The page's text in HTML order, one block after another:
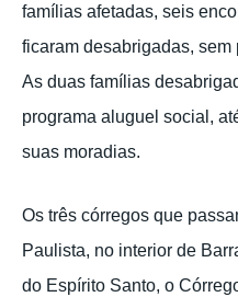
famílias afetadas, seis
ficaram desabrigadas,
As duas famílias
programa aluguel social,
suas moradias.
Os três córregos que
Paulista, no interior de
do Espírito Santo, o